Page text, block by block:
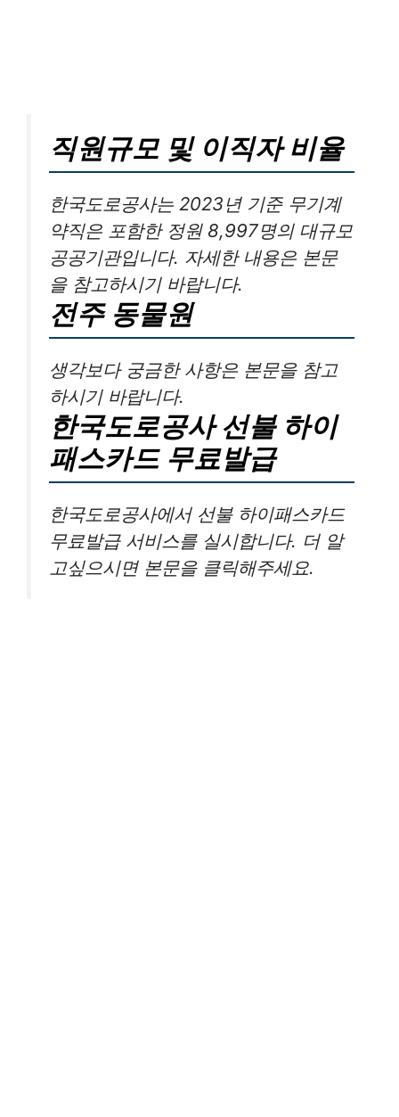
직원규모 및 이직자 비율
한국도로공사는 2023년 기준 무기계
약직은 포함한 정원 8,997명의 대규모
공공기관입니다. 자세한 내용은 본문
을 참고하시기 바랍니다.
전주 동물원
생각보다 궁금한 사항은 본문을 참고
하시기 바랍니다.
한국도로공사 선불 하이
패스카드 무료발급
한국도로공사에서 선불 하이패스카드
무료발급 서비스를 실시합니다. 더 알
고싶으시면 본문을 클릭해주세요.